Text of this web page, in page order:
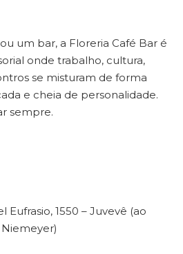
um bar, a Floreria Café Bar é
onde trabalho, cultura,
se misturam de forma
e cheia de personalidade.
sempre.
Eufrasio, 1550 – Juvevê (ao